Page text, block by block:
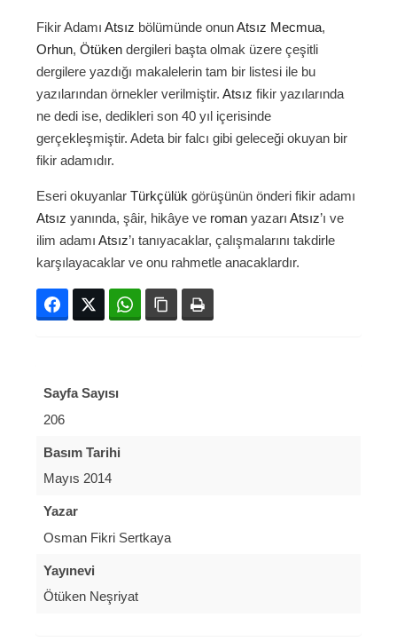
Fikir Adamı Atsız bölümünde onunAtsız Mecmua,
Orhun, Ötüken dergileri başta olmak üzere çeşitli
dergilere yazdığı makalelerin tam bir listesi ile bu
yazılarından örnekler verilmiştir. Atsız fikir yazılarında
ne dedi ise, dedikleri son 40 yıl içerisinde
gerçekleşmiştir. Adeta bir falcı gibi geleceği okuyan bir
fikir adamıdır.
Eseri okuyanlar Türkçülük görüşünün önderi fikir adamı
Atsız yanında, şâir, hikâye ve roman yazarı Atsız’ı ve
ilim adamı Atsız’ı tanıyacaklar, çalışmalarını takdirle
karşılayacaklar ve onu rahmetle anacaklardır.
FacebookTwitter WhatsAppBağlanıyı kopyala
Sayfa Sayısı
206
Basım Tarihi
Mayıs 2014
Yazar
Osman Fikri Sertkaya
Yayınevi
Ötüken Neşriyat